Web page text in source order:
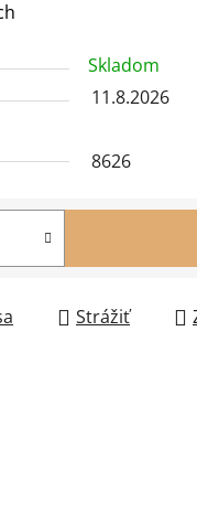
Skladom
11.8.2026
8626
Strážiť